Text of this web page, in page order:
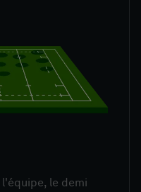
le demi